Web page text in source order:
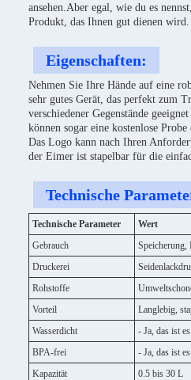
ansehen.Aber egal, wie du es
Produkt, das Ihnen gut dienen wird.
Eigenschaften:
Nehmen Sie Ihre Hände auf eine
sehr gutes Gerät, das perfekt zum
verschiedener Gegenstände
können sogar eine kostenlose
Das Logo kann nach Ihren
der Eimer ist stapelbar für die
Technische
Technische Parameter
Wert
Gebrauch
Speicherung,
Druckerei
Rohstoffe
Vorteil
Langlebig,
Wasserdicht
- Ja, das ist es.
BPA-frei
- Ja, das ist es.
Kapazität
0.5 bis 30 L